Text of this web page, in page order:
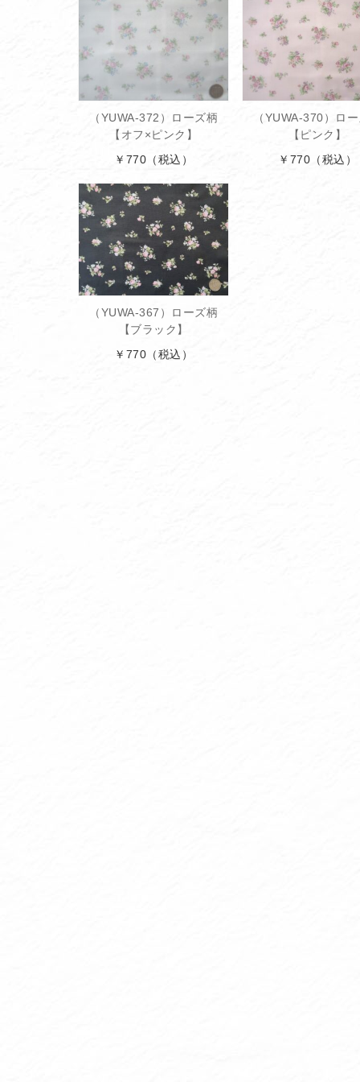
（YUWA-372）ローズ柄
【オフ×ピンク】
￥770 （税込）
（YUWA-370）ロ
【ピンク】
￥770 （税込）
（YUWA-367）ローズ柄
【ブラック】
￥770 （税込）